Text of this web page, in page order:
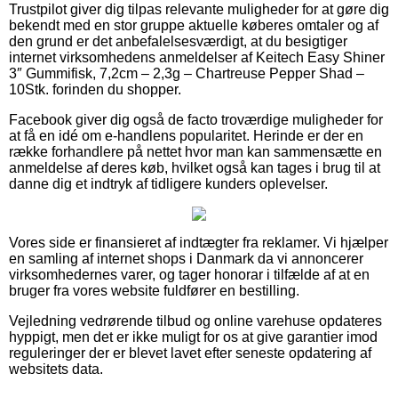
Trustpilot giver dig tilpas relevante muligheder for at gøre dig
bekendt med en stor gruppe aktuelle køberes omtaler og af
den grund er det anbefalelsesværdigt, at du besigtiger
internet virksomhedens anmeldelser af Keitech Easy Shiner
3″ Gummifisk, 7,2cm – 2,3g – Chartreuse Pepper Shad –
10Stk. forinden du shopper.
Facebook giver dig også de facto troværdige muligheder for
at få en idé om e-handlens popularitet. Herinde er der en
række forhandlere på nettet hvor man kan sammensætte en
anmeldelse af deres køb, hvilket også kan tages i brug til at
danne dig et indtryk af tidligere kunders oplevelser.
Vores side er finansieret af indtægter fra reklamer. Vi hjælper
en samling af internet shops i Danmark da vi annoncerer
virksomhedernes varer, og tager honorar i tilfælde af at en
bruger fra vores website fuldfører en bestilling.
Vejledning vedrørende tilbud og online varehuse opdateres
hyppigt, men det er ikke muligt for os at give garantier imod
reguleringer der er blevet lavet efter seneste opdatering af
websitets data.